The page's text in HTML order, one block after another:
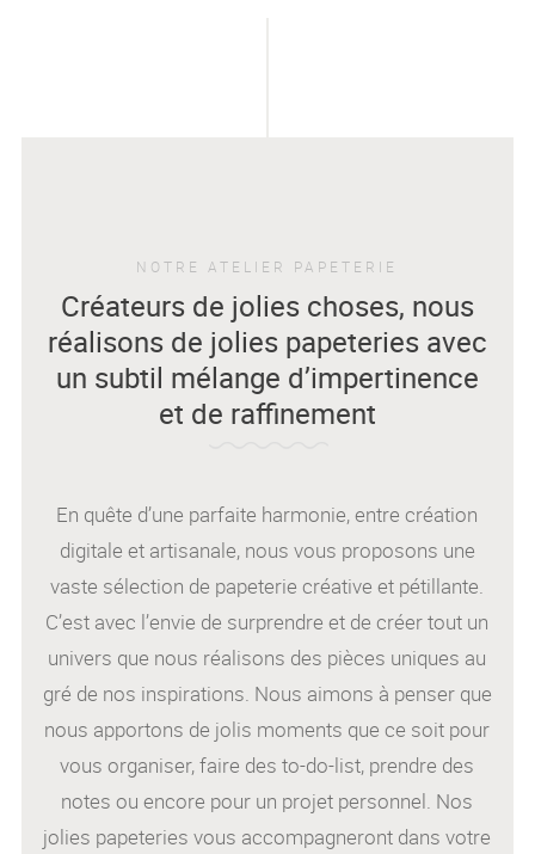
NOTRE ATELIER PAPETERIE
Créateurs de jolies choses, nous
réalisons de jolies papeteries avec
un subtil mélange d’impertinence
et de raffinement
En quête d’une parfaite harmonie, entre création
digitale et artisanale, nous vous proposons une
vaste sélection de papeterie créative et pétillante.
C’est avec l’envie de surprendre et de créer tout un
univers que nous réalisons des pièces uniques au
gré de nos inspirations. Nous aimons à penser que
nous apportons de jolis moments que ce soit pour
vous organiser, faire des to-do-list, prendre des
notes ou encore pour un projet personnel. Nos
jolies papeteries vous accompagneront dans votre